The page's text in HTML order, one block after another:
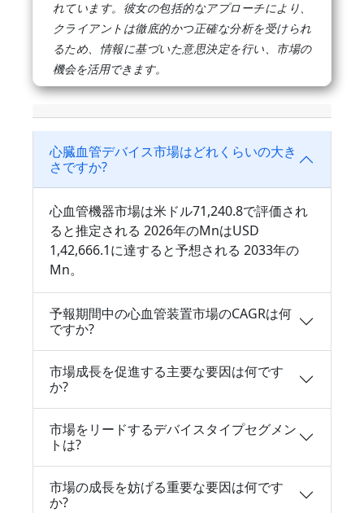
れています。彼女の包括的なアプローチにより、
クライアントは徹底的かつ正確な分析を受けられ
るため、情報に基づいた意思決定を行い、市場の
機会を活用できます。
心臓血管デバイス市場はどれくらいの大き
さですか?
心血管機器市場は米ドル71,240.8で評価され
ると推定される 2026年のMnはUSD
1,42,666.1に達すると予想される 2033年の
Mn。
予報期間中の心血管装置市場のCAGRは何
ですか?
市場成長を促進する主要な要因は何です
か?
市場をリードするデバイスタイプセグメン
トは?
市場の成長を妨げる重要な要因は何です
か?